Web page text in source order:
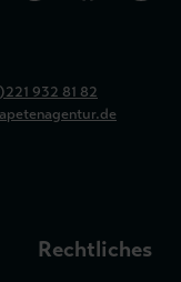
932 81 82
Rechtliches